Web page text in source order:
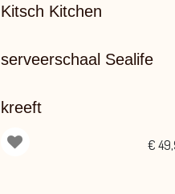
Kitsch Kitchen
serveerschaal Sealife
kreeft
€